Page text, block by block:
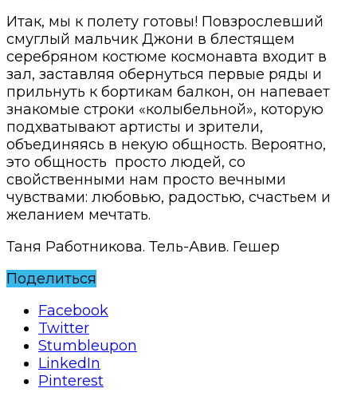
Итак, мы к полету готовы! Повзрослевший
смуглый мальчик Джони в блестящем
серебряном костюме космонавта входит в
зал, заставляя обернуться первые ряды и
прильнуть к бортикам балкон, он напевает
знакомые строки «колыбельной», которую
подхватывают артисты и зрители,
объединяясь в некую общность. Вероятно,
это общность просто людей, со
свойственными нам просто вечными
чувствами: любовью, радостью, счастьем и
желанием мечтать.
Таня Работникова. Тель-Авив. Гешер
Поделиться
Facebook
Twitter
Stumbleupon
LinkedIn
Pinterest